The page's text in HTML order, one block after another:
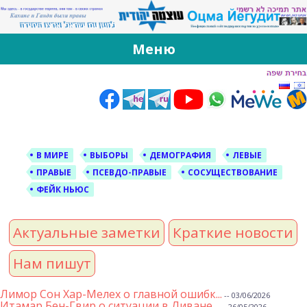
За Оцма Йегудит
עוצמה יהודית ברוסית ובעברית
Меню
В МИРЕ ВЫБОРЫ ДЕМОГРАФИЯ
ЛЕВЫЕ
ПРАВЫЕ
ПСЕВДО-ПРАВЫЕ
СОСУЩЕСТВОВАНИЕ
ФЕЙК НЬЮС
Актуальные заметки
Краткие новости
Нам пишут
Лимор Сон Хар-Мелех о главной ошибк... -- 03/06/2026